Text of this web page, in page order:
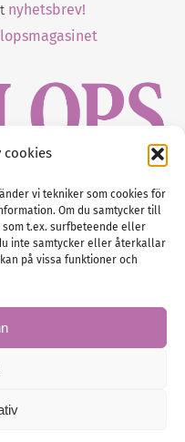
cookies
vi tekniker som cookies för
Om du samtycker till
t.ex. surfbeteende eller
inte samtycker eller återkallar
på vissa funktioner och
nyhetsbrev!
50 Uddevalla
11 90